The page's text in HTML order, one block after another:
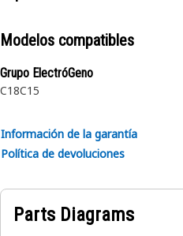
Modelos compatibles
Grupo ElectróGeno
C18C15
Información de la garantía
Política de devoluciones
Parts Diagrams